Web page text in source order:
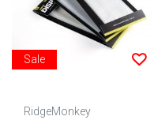
Sale
RidgeMonkey